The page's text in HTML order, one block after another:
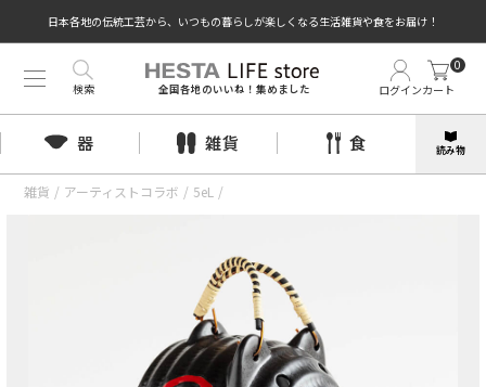
日本各地の伝統工芸から、いつもの暮らしが楽しくなる生活雑貨や食をお届け！
全国各地のいいね！集めました ログインカート
0
検索
器 雑貨 食 読み物
雑貨 / アーティストコラボ / 5eL /